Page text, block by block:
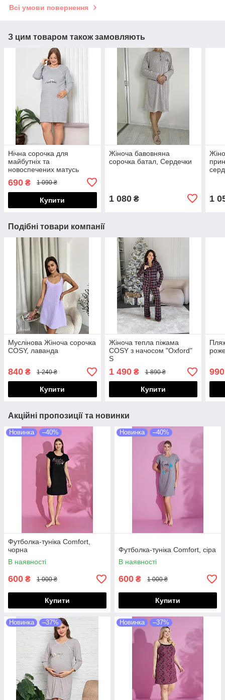
Всі умови повернення
З цим товаром також замовляють
Нічна сорочка для
майбутніх та
новоспечених матусь
690 ₴ 1 090 ₴
Купити
Жіноча бавовняна
сорочка батал, Сердечки
1 080₴ 1
Подібні товари компанії
Муслінова Жіноча сорочка
COSY, лаванда
840 ₴ 1 240 ₴
Купити
Жіноча тепла піжама
COSY з начосом "Oxford"
S
1 490₴ 1 890 ₴
Купити
990
Акційні пропозиції та новинки
Новинка –40%
Футболка-туніка Comfort,
чорна
В наявності
600 ₴ 1 000 ₴
Купити
Новинка –40%
Футболка-туніка Comfort, сіра
В наявності
600 ₴ 1 000 ₴
Купити
Новинка –37% Новинка –37%